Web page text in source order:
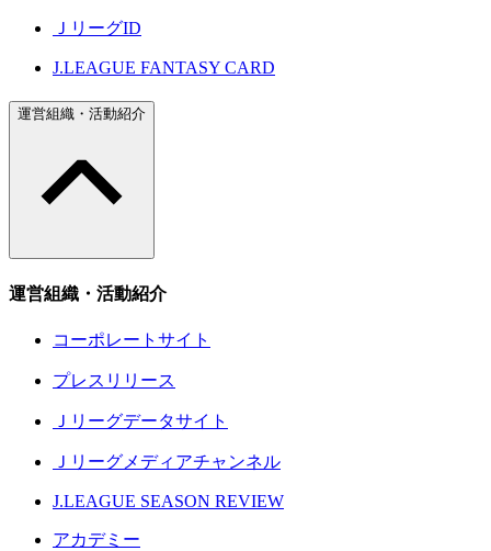
ＪリーグID
J.LEAGUE FANTASY CARD
運営組織・活動紹介
運営組織・活動紹介
コーポレートサイト
プレスリリース
Ｊリーグデータサイト
Ｊリーグメディアチャンネル
J.LEAGUE SEASON REVIEW
アカデミー